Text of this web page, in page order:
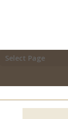
Select Page